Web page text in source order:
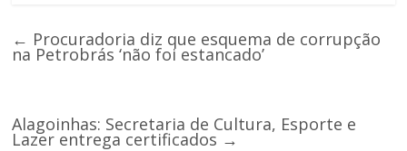
← Procuradoria diz que esquema de corrupção
na Petrobrás ‘não foi estancado’
Alagoinhas: Secretaria de Cultura, Esporte e
Lazer entrega certificados →